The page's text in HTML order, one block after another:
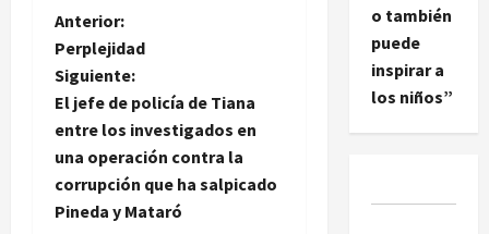
N
a
v
e
g
Anterior:
Perplejidad
Siguiente:
El jefe de policía de Tiana
entre los investigados en
una operación contra la
corrupción que ha salpicado
Pineda y Mataró
o también
puede
inspirar a
los niños”